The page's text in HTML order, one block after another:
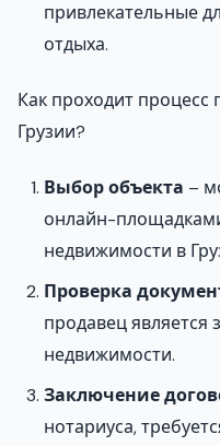
привлекательные
отдыха.
Как проходит
Грузии?
Выбор объекта –
онлайн-
недвижимости в
Проверка
продавец
недвижимости.
Заключение
нотариуса,